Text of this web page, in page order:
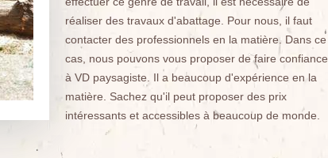
réaliser des travaux d'abattage. Pour nous, il faut
contacter des professionnels en la matière. Dans ce
cas, nous pouvons vous proposer de faire confiance
à VD paysagiste. Il a beaucoup d'expérience en la
matière. Sachez qu'il peut proposer des prix
intéressants et accessibles à beaucoup de monde.